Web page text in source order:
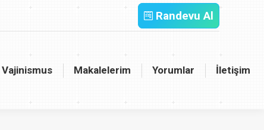
Randevu Al
Vajinismus Makalelerim Yorumlar İletişim
Yorumlar İletişim